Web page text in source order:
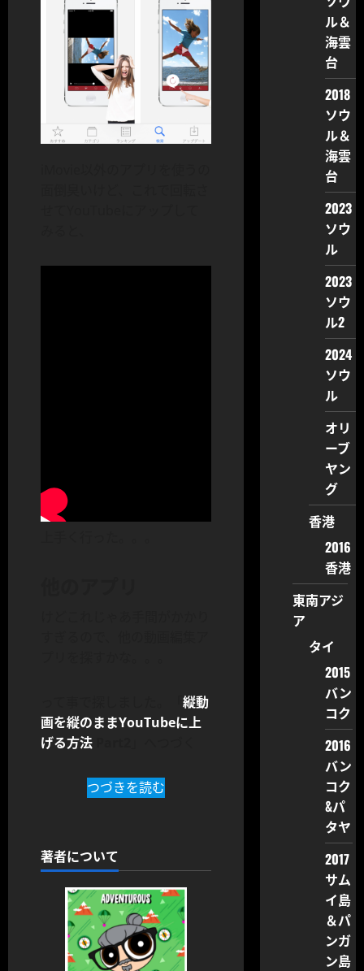
縦動
画を縦のままYouTubeに上
げる方法
つづきを読む
著者について
ル＆
海雲
台
2018
ソウ
ル＆
海雲
台
2023
ソウ
ル
2023
ソウ
ル2
2024
ソウ
ル
オリ
ーブ
ヤン
グ
香港
2016
香港
東南アジ
ア
タイ
2015
バン
コク
2016
バン
コク
&パ
タヤ
2017
サム
イ島
＆パ
ンガ
ン島